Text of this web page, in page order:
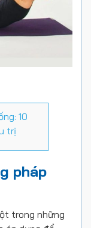
10
trị
pháp
trong những